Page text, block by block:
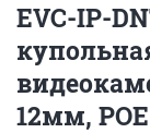
EVC-IP-
12мм, POE